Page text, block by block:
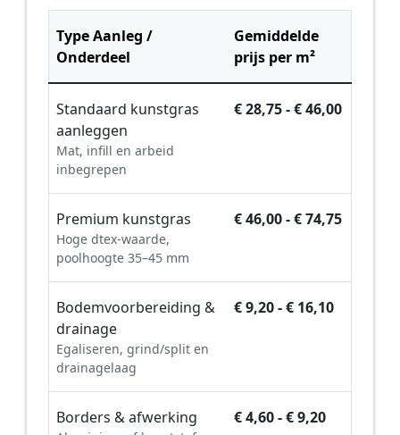
Type Aanleg /
Onderdeel
Gemiddelde
prijs per m²
Standaard kunstgras
aanleggen
Mat, infill en arbeid
inbegrepen
€ 28,75 - € 46,00
Premium kunstgras
Hoge dtex-waarde,
poolhoogte 35–45 mm
€ 46,00 - € 74,75
Bodemvoorbereiding &
drainage
Egaliseren, grind/split en
drainagelaag
€ 9,20 - € 16,10
Borders & afwerking € 4,60 - € 9,20